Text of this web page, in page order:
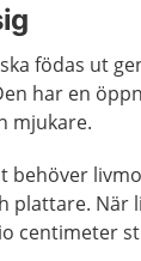
födas ut
har en
mjukare.
behöver
plattare. När
centimeter